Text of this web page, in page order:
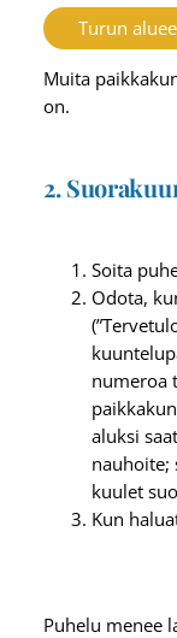
Turun
Muita
on.
2.
Soita
Odota,
numeroa
aluksi
nauhoite;
kuulet
Kun
Puhelu menee